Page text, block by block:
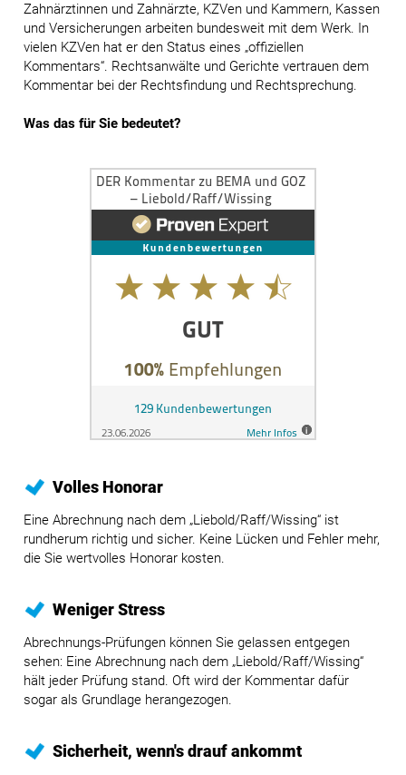
Zahnärztinnen und Zahnärzte, KZVen und Kammern, Kassen
und Versicherungen arbeiten bundesweit mit dem Werk. In
vielen KZVen hat er den Status eines „offiziellen
Kommentars“. Rechtsanwälte und Gerichte vertrauen dem
Kommentar bei der Rechtsfindung und Rechtsprechung.
Was das für Sie bedeutet?
Volles Honorar
Eine Abrechnung nach dem „Liebold/Raff/Wissing“ ist
rundherum richtig und sicher. Keine Lücken und Fehler mehr,
die Sie wertvolles Honorar kosten.
Weniger Stress
Abrechnungs-Prüfungen können Sie gelassen entgegen
sehen: Eine Abrechnung nach dem „Liebold/Raff/Wissing“
hält jeder Prüfung stand. Oft wird der Kommentar dafür
sogar als Grundlage herangezogen.
Sicherheit, wenn's drauf ankommt